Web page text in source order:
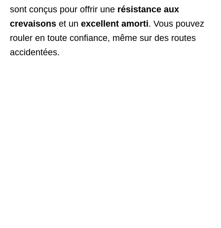
sont conçus pour offrir une résistance aux
crevaisons et un excellent amorti. Vous pouvez
rouler en toute confiance, même sur des routes
accidentées.